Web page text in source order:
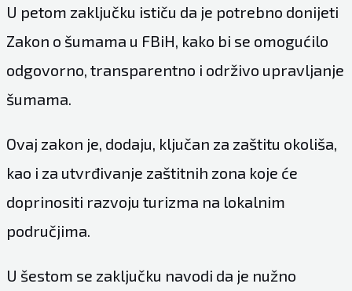
U petom zaključku ističu da je potrebno donijeti
Zakon o šumama u FBiH, kako bi se omogućilo
odgovorno, transparentno i održivo upravljanje
šumama.
Ovaj zakon je, dodaju, ključan za zaštitu okoliša,
kao i za utvrđivanje zaštitnih zona koje će
doprinositi razvoju turizma na lokalnim
područjima.
U šestom se zaključku navodi da je nužno